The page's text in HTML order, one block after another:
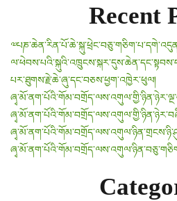
a
v
i
g
a
Recent
པར་ཐུགས་རྗེ་ཆེ་ཞུ་དང་བཅས་ཕྱག་འཁྱེར་ཕུལ།